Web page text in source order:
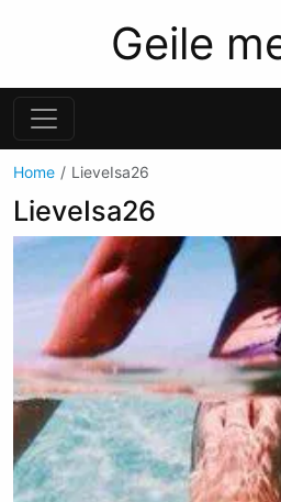
Geile
Home LieveIsa26
LieveIsa26